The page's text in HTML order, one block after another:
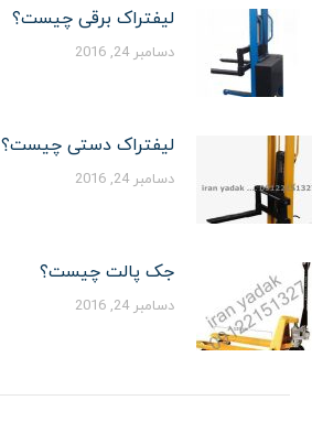
لیفتراک برقی چیست؟
دسامبر 24, 2016
لیفتراک دستی چیست؟
دسامبر 24, 2016
جک پالت چیست؟
دسامبر 24, 2016